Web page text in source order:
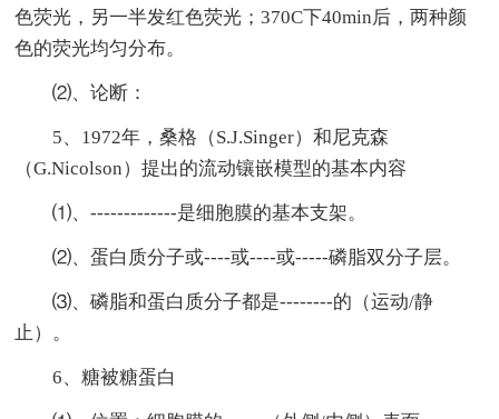
色荧光，另一半发红色荧光；370C下40min后，两种颜
色的荧光均匀分布。
⑵、论断：
5、1972年，桑格（S.J.Singer）和尼克森
（G.Nicolson）提出的流动镶嵌模型的基本内容
⑴、-------------是细胞膜的基本支架。
⑵、蛋白质分子或----或----或-----磷脂双分子层。
⑶、磷脂和蛋白质分子都是--------的（运动/静
止）。
6、糖被糖蛋白